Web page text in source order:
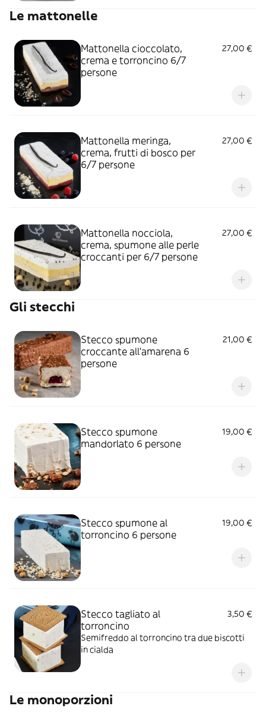
Le mattonelle
Mattonella cioccolato,
crema e torroncino 6/7
persone
27,00 €
Mattonella meringa,
crema, frutti di bosco per
6/7 persone
27,00 €
Mattonella nocciola,
crema, spumone alle perle
croccanti per 6/7 persone
27,00 €
Gli stecchi
Stecco spumone
croccante all'amarena 6
persone
21,00 €
Stecco spumone
mandorlato 6 persone
19,00 €
Stecco spumone al
torroncino 6 persone
19,00 €
Stecco tagliato al
torroncino
3,50 €
Semifreddo al torroncino tra due biscotti
in cialda
Le monoporzioni